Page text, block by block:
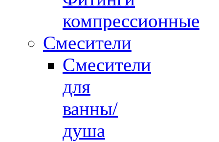
компрессионные
Смесители
Смесители
для
ванны/
душа